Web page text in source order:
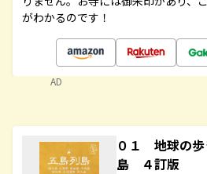
がわかるのです！
AD
０１ 地球の
島 ４訂版